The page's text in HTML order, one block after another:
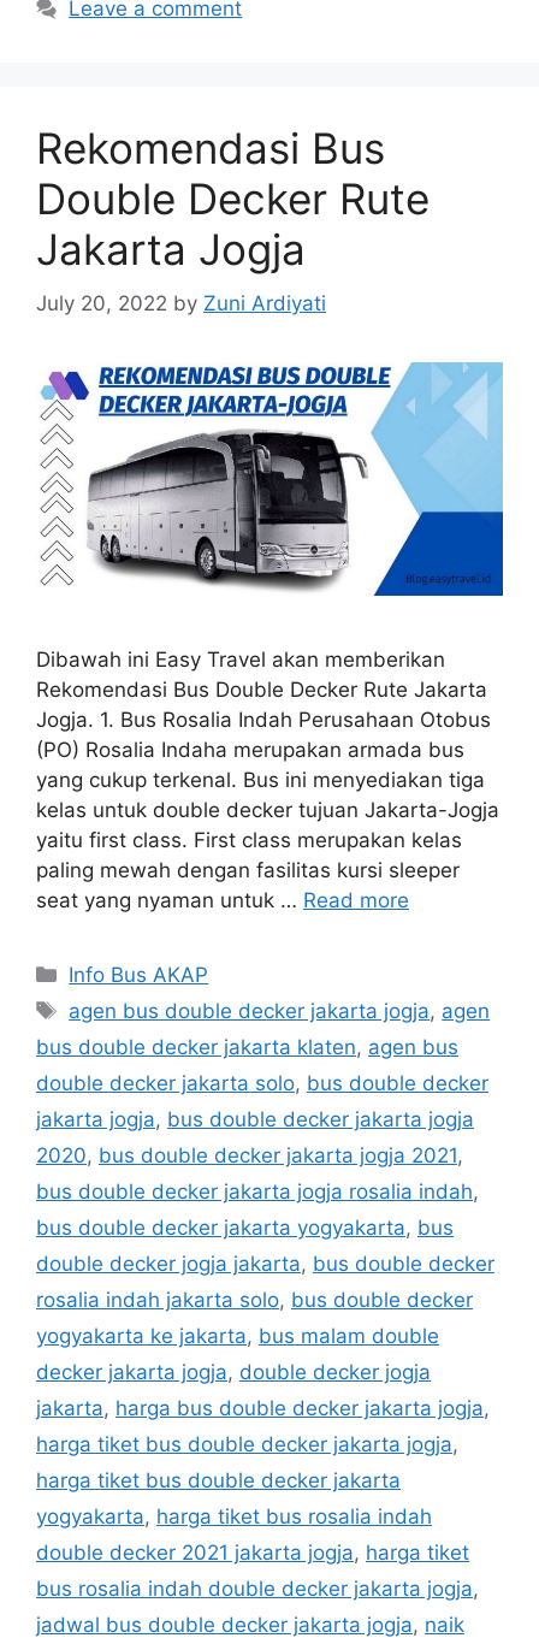
Leave a comment
Rekomendasi Bus
Double Decker Rute
Jakarta Jogja
July 20, 2022 by Zuni Ardiyati
Dibawah ini Easy Travel akan memberikan
Rekomendasi Bus Double Decker Rute Jakarta
Jogja. 1. Bus Rosalia Indah Perusahaan Otobus
(PO) Rosalia Indaha merupakan armada bus
yang cukup terkenal. Bus ini menyediakan tiga
kelas untuk double decker tujuan Jakarta-Jogja
yaitu first class. First class merupakan kelas
paling mewah dengan fasilitas kursi sleeper
seat yang nyaman untuk … Read more
Categories
Info Bus AKAP
Tags
agen bus double decker jakarta jogja, agen
bus double decker jakarta klaten, agen bus
double decker jakarta solo, bus double decker
jakarta jogja, bus double decker jakarta jogja
2020, bus double decker jakarta jogja 2021,
bus double decker jakarta jogja rosalia indah,
bus double decker jakarta yogyakarta, bus
double decker jogja jakarta, bus double decker
rosalia indah jakarta solo, bus double decker
yogyakarta ke jakarta, bus malam double
decker jakarta jogja, double decker jogja
jakarta, harga bus double decker jakarta jogja,
harga tiket bus double decker jakarta jogja,
harga tiket bus double decker jakarta
yogyakarta, harga tiket bus rosalia indah
double decker 2021 jakarta jogja, harga tiket
bus rosalia indah double decker jakarta jogja,
jadwal bus double decker jakarta jogja, naik